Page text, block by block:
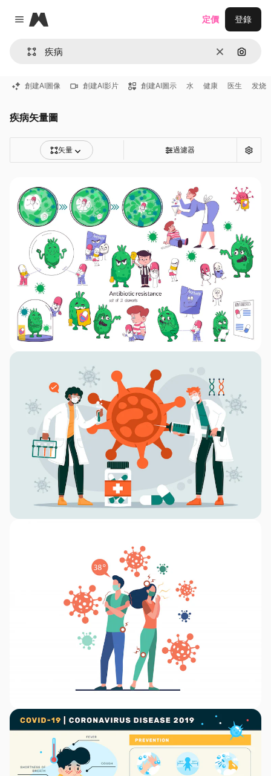
Close menu
Magnific
清除 通過圖
定價 登錄
創建AI圖像 創建AI影片 創建AI圖示 水 健康 医生 发烧
疾病矢量圖
矢量 過濾器